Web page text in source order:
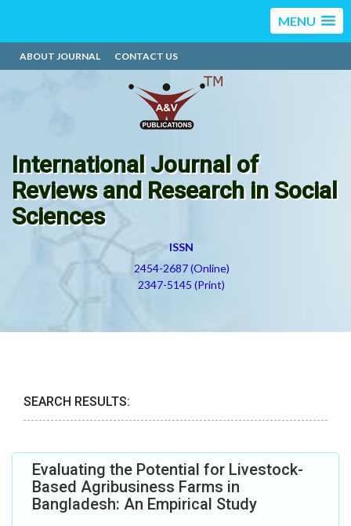
MENU
ABOUT JOURNAL CONTACT US
International Journal of
Reviews and Research in Social
Sciences
ISSN
2454-2687 (Online)
2347-5145 (Print)
SEARCH RESULTS:
Evaluating the Potential for Livestock-
Based Agribusiness Farms in
Bangladesh: An Empirical Study